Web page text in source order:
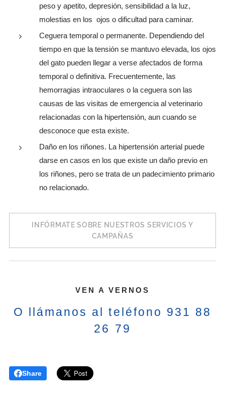
peso y apetito, depresión, sensibilidad a la luz,
molestias en los ojos o dificultad para caminar.
Ceguera temporal o permanente. Dependiendo del
tiempo en que la tensión se mantuvo elevada, los ojos
del gato pueden llegar a verse afectados de forma
temporal o definitiva. Frecuentemente, las
hemorragias intraoculares o la ceguera son las
causas de las visitas de emergencia al veterinario
relacionadas con la hipertensión, aun cuando se
desconoce que esta existe.
Daño en los riñones. La hipertensión arterial puede
darse en casos en los que existe un daño previo en
los riñones, pero se trata de un padecimiento primario
no relacionado.
INFÓRMATE SOBRE NUESTROS SERVICIOS Y
CAMPAÑAS
VEN A VERNOS
O llámanos al teléfono 931 88
26 79
Share